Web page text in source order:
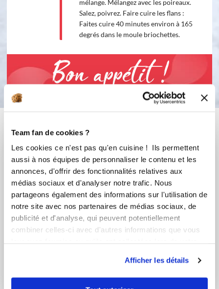
Team fan de cookies ?
Les cookies ce n'est pas qu'en cuisine ! Ils permettent
aussi à nos équipes de personnaliser le contenu et les
annonces, d'offrir des fonctionnalités relatives aux
médias sociaux et d'analyser notre trafic. Nous
partageons également des informations sur l'utilisation de
notre site avec nos partenaires de médias sociaux, de
publicité et d'analyse, qui peuvent potentiellement
combiner celles-ci avec d'autres informations que vous
Afficher les détails
mélange. Mélangez avec les poireaux.
Salez, poivrez. Faire cuire les flans :
Faites cuire 40 minutes environ à 165
degrés dans le moule briochettes.
Bon appétit !
Quiches aux légumes
et saumon fumé